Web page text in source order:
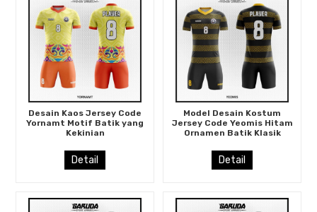
Desain Kaos Jersey Code
Yornamt Motif Batik yang
Kekinian
Detail
Model Desain Kostum
Jersey Code Yeomis Hitam
Ornamen Batik Klasik
Detail